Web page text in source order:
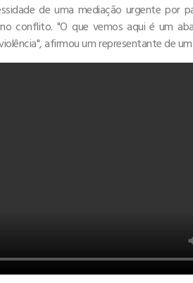
de uma mediação urgente por
conflito. "O que vemos aqui é um
afirmou um representante de